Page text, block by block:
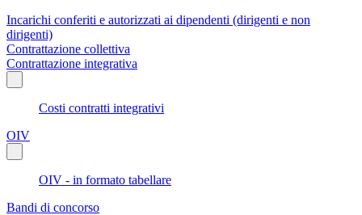
Incarichi conferiti e autorizzati ai dipendenti (dirigenti e non
dirigenti)
Contrattazione collettiva
Contrattazione integrativa
Costi contratti integrativi
OIV
OIV - in formato tabellare
Bandi di concorso